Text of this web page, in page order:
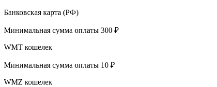
Банковская карта (РФ)
Минимальная сумма оплаты 300 ₽
WMT кошелек
Минимальная сумма оплаты 10 ₽
WMZ кошелек